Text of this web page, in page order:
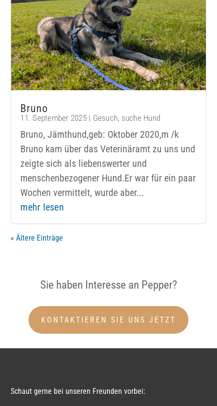
Bruno
11. September 2025| Gesuch, suche Hund
Bruno, Jämthund,geb: Oktober 2020,m /k
Bruno kam über das Veterinäramt zu uns und
zeigte sich als liebenswerter und
menschenbezogener Hund.Er war für ein paar
Wochen vermittelt, wurde aber...
mehr lesen
« Ältere Einträge
Sie haben Interesse an Pepper?
KONTAKTIEREN SIE UNS JETZT
Schaut gerne bei unseren Freunden vorbei: